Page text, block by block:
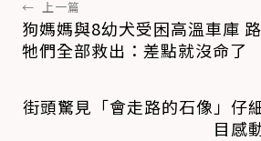
← 上一篇
狗媽媽與8幼犬受困高溫車庫
牠們全部救出：差點就沒命了
街頭驚見「會走路的石像」仔
目感